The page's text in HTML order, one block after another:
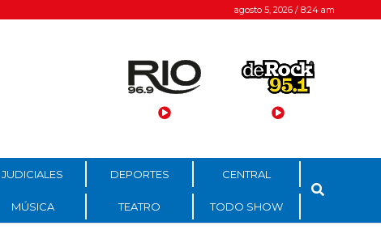
agosto 5, 2026 / 8:24 am
JUDICIALES DEPORTES CENTRAL
MÚSICA TEATRO TODO SHOW